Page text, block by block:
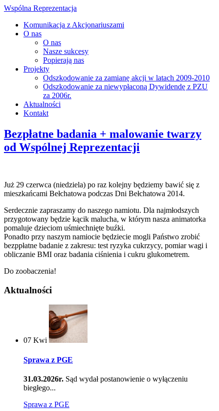
Wspólna Reprezentacja
Komunikacja z Akcjonariuszami
O nas
O nas
Nasze sukcesy
Popierają nas
Projekty
Odszkodowanie za zamianę akcji w latach 2009-2010
Odszkodowanie za niewypłaconą Dywidendę z PZU
za 2006r.
Aktualności
Kontakt
Bezpłatne badania + malowanie twarzy
od Wspólnej Reprezentacji
Już 29 czerwca (niedziela) po raz kolejny będziemy bawić się z
mieszkańcami Bełchatowa podczas Dni Bełchatowa 2014.
Serdecznie zapraszamy do naszego namiotu. Dla najmłodszych
przygotowany będzie kącik malucha, w którym nasza animatorka
pomaluje dzieciom uśmiechnięte buźki.
Ponadto przy naszym namiocie będziecie mogli Państwo zrobić
bezppłatne badanie z zakresu: test ryzyka cukrzycy, pomiar wagi i
obliczanie BMI oraz badania ciśnienia i cukru glukometrem.
Do zoobaczenia!
Aktualności
07 Kwi
Sprawa z PGE
31.03.2026r. Sąd wydał postanowienie o wyłączeniu
biegłego...
Sprawa z PGE